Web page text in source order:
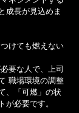
成長が見込めま
けても燃えない
要な人で、上司
職場環境の調整
、「可燃」の状
が必要です。